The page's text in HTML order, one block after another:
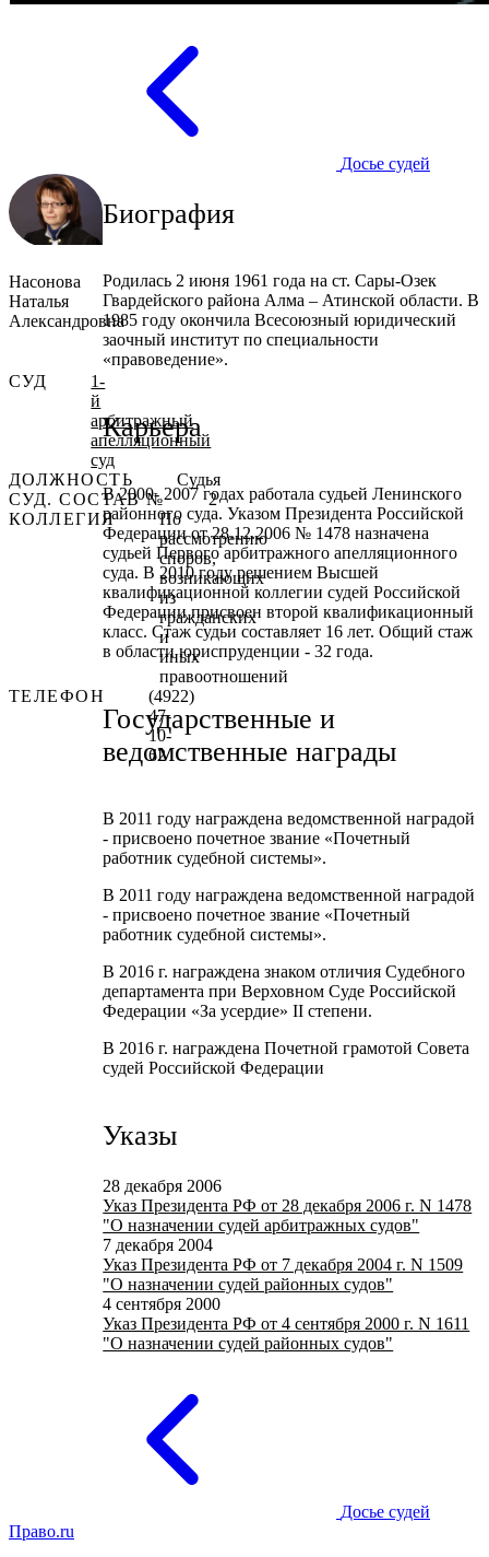
Досье судей
Насонова
Наталья
Александровна
СУД
1-
й
арбитражный
апелляционный
суд
ДОЛЖНОСТЬ
Судья
СУД. СОСТАВ №
2
КОЛЛЕГИЯ
По
рассмотрению
споров,
возникающих
из
гражданских
и
иных
правоотношений
ТЕЛЕФОН
(4922)
47-
10-
62
Биография
Родилась 2 июня 1961 года на ст. Сары-Озек
Гвардейского района Алма – Атинской области. В
1985 году окончила Всесоюзный юридический
заочный институт по специальности
«правоведение».
Карьера
В 2000- 2007 годах работала судьей Ленинского
районного суда. Указом Президента Российской
Федерации от 28.12.2006 № 1478 назначена
судьей Первого арбитражного апелляционного
суда. В 2010 году решением Высшей
квалификационной коллегии судей Российской
Федерации присвоен второй квалификационный
класс. Стаж судьи составляет 16 лет. Общий стаж
в области юриспруденции - 32 года.
Государственные и
ведомственные награды
В 2011 году награждена ведомственной наградой
- присвоено почетное звание «Почетный
работник судебной системы».
В 2011 году награждена ведомственной наградой
- присвоено почетное звание «Почетный
работник судебной системы».
В 2016 г. награждена знаком отличия Судебного
департамента при Верховном Суде Российской
Федерации «За усердие» II степени.
В 2016 г. награждена Почетной грамотой Совета
судей Российской Федерации
Указы
28 декабря 2006
Указ Президента РФ от 28 декабря 2006 г. N 1478
"О назначении судей арбитражных судов"
7 декабря 2004
Указ Президента РФ от 7 декабря 2004 г. N 1509
"О назначении судей районных судов"
4 сентября 2000
Указ Президента РФ от 4 сентября 2000 г. N 1611
"О назначении судей районных судов"
Досье судей
Право.ru